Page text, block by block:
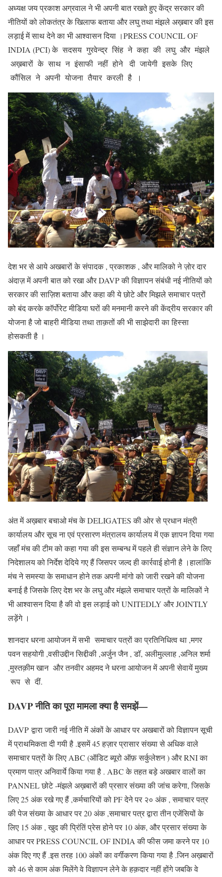
अध्यक्ष जय प्रकाश अग्रवाल ने भी अपनी बात रखते हुए केंद्र सरकार की
नीतियों को लोकतंत्र के खिलाफ बताया और लघु तथा मंझले अख़बार की इस
लड़ाई में साथ देने का भी आश्वासन दिया ।PRESS COUNCIL OF
INDIA (PCI) के सदसय गुरवेन्द्र सिंह ने कहा की लघु और मंझले
अख़बारों के साथ न इंसाफी नहीं होने दी जायेगी इसके लिए
कौंसिल ने अपनी योजना तैयार करली है ।
देश भर से आये अखबारों के संपादक , प्रकाशक , और मालिको ने ज़ोर दार
अंदाज़ में अपनी बात को रखा और DAVP की विज्ञापन संबंधी नई नीतियों को
सरकार की साज़िश बताया और कहा की ये छोटे और मिझले समाचार पत्रों
को बंद करके कॉर्पोरेट मीडिया घरों की मनमानी करने की केंद्रीय सरकार की
योजना है जो बाहरी मीडिया तथा ताक़तों की भी साझेदारी का हिस्सा
होसकती है ।
अंत में अख़बार बचाओ मंच के DELIGATES की ओर से प्रधान मंत्री
कार्यालय और सूच ना एवं प्रसारण मंत्रालय कार्यालय में एक ज्ञापन दिया गया
जहाँ मंच की टीम को कहा गया की इस सम्बन्ध में पहले ही संज्ञान लेने के लिए
निदेशालय को निर्देश देदिये गए हैं जिसपर जल्द ही कार्रवाई होनी है ।हालांकि
मंच ने समस्या के समाधान होने तक अपनी मांगो को जारी रखने की योजना
बनाई है जिसके लिए देश भर के लघु और मंझले समाचार पत्रों के मालिकों ने
भी आश्वासन दिया है की वो इस लड़ाई को UNITEDLY और JOINTLY
लड़ेंगे ।
शानदार धरना आयोजन में सभी समाचार पत्रों का प्रतिनिधित्व था ,मगर
पवन सहयोगी ,वसीउद्दीन सिद्दीकी ,अर्जुन जैन , डॉ, अलीमुल्लाह ,अनिल शर्मा
,मुस्तक़ीम खान और तनवीर अहमद ने धरना आयोजन में अपनी सेवायें मुख्य
रूप से दीं.
DAVP नीति का पूरा मामला क्या है समझें—
DAVP द्वारा जारी नई नीति में अंकों के आधार पर अखबारों को विज्ञापन सूची
में प्राथमिकता दी गयी है .इसमें 45 हज़ार प्रासार संख्या से अधिक वाले
समाचार पत्रों के लिए ABC (ऑडिट ब्यूरो ऑफ़ सर्कुलेशन ) और RNI का
प्रमाण पात्र अनिवार्ये किया गया है . ABC के तहत बड़े अखबार वालों का
PANNEL छोटे -मंझले अख़बारों की प्रसार संख्या की जांच करेगा, जिसके
लिए 25 अंक रखे गए हैं ,कर्मचारियों को PF देने पर २० अंक , समाचार पत्र
की पेज संख्या के आधार पर 20 अंक ,समाचार पत्र द्वारा तीन एजेंसियों के
लिए 15 अंक , खुद की प्रिंतिं प्रेस होने पर 10 अंक, और प्रसार संख्या के
आधार पर PRESS COUNCIL OF INDIA की फीस जमा करने पर 10
अंक दिए गए हैं .इस तरह 100 अंकों का वर्गीकरण किया गया है .जिन अख़बारों
को 46 से काम अंक मिलेंगे वे विज्ञापन लेने के हक़दार नहीं होंगे जबकि वे